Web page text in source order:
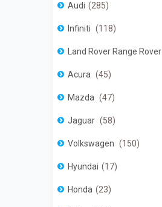
Audi 285
Infiniti 118
Land Rover Range Rover
Acura 45
Mazda 47
Jaguar 58
Volkswagen 150
Hyundai 17
Honda 23